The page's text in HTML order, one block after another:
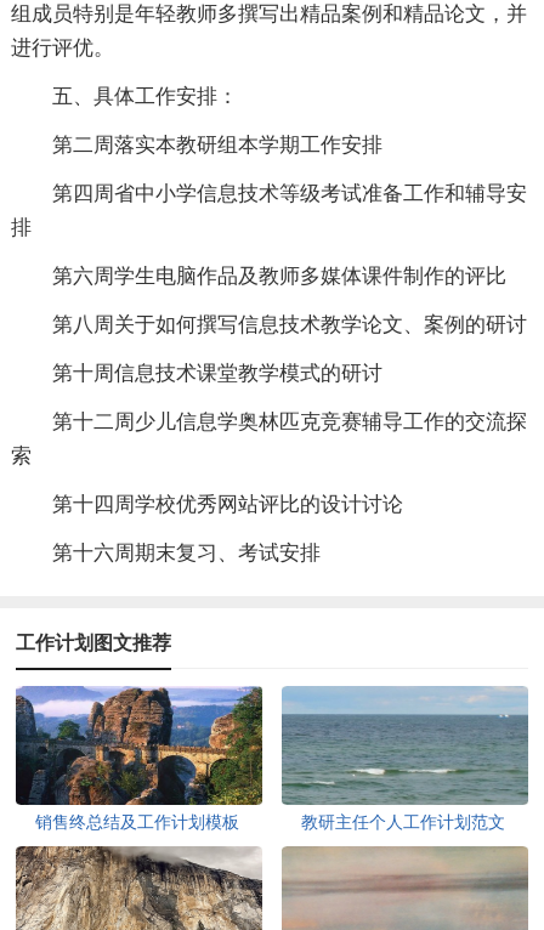
组成员特别是年轻教师多撰写出精品案例和精品论文，并
进行评优。
五、具体工作安排：
第二周落实本教研组本学期工作安排
第四周省中小学信息技术等级考试准备工作和辅导安
排
第六周学生电脑作品及教师多媒体课件制作的评比
第八周关于如何撰写信息技术教学论文、案例的研讨
第十周信息技术课堂教学模式的研讨
第十二周少儿信息学奥林匹克竞赛辅导工作的交流探
索
第十四周学校优秀网站评比的设计讨论
第十六周期末复习、考试安排
工作计划图文推荐
销售终总结及工作计划模板 教研主任个人工作计划范文